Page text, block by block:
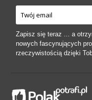
Zapisz się teraz ... a
nowych fascynujących
rzeczywistością dzięki